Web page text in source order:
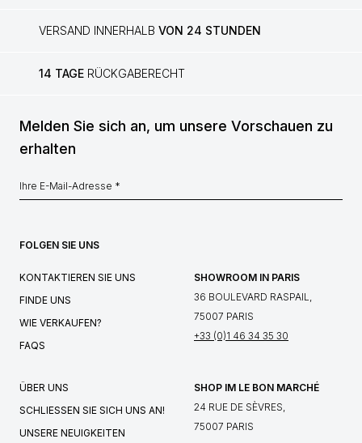
VERSAND INNERHALB VON 24 STUNDEN
14 TAGE RÜCKGABERECHT
Melden Sie sich an, um unsere Vorschauen zu
erhalten
FOLGEN SIE UNS
KONTAKTIEREN SIE UNS
FINDE UNS
WIE VERKAUFEN?
FAQS
SHOWROOM IN PARIS
36 BOULEVARD RASPAIL,
75007 PARIS
+33 (0)1 46 34 35 30
ÜBER UNS
SCHLIESSEN SIE SICH UNS AN!
UNSERE NEUIGKEITEN
SHOP IM LE BON MARCHÉ
24 RUE DE SÈVRES,
75007 PARIS